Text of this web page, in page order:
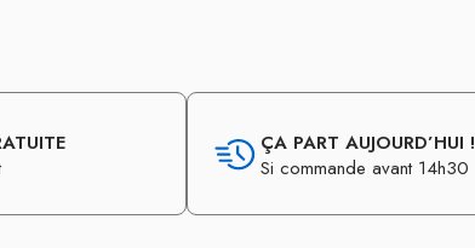
ÇA PART AUJOURD’HUI !
Si commande avant 14h30